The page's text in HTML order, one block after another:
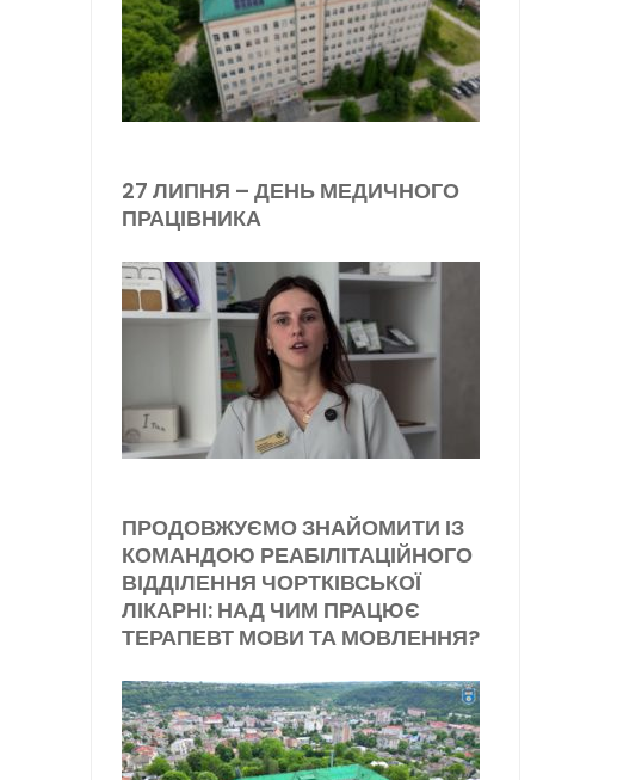
27 ЛИПНЯ – ДЕНЬ МЕДИЧНОГО
ПРАЦІВНИКА
ПРОДОВЖУЄМО ЗНАЙОМИТИ ІЗ
КОМАНДОЮ РЕАБІЛІТАЦІЙНОГО
ВІДДІЛЕННЯ ЧОРТКІВСЬКОЇ
ЛІКАРНІ: НАД ЧИМ ПРАЦЮЄ
ТЕРАПЕВТ МОВИ ТА МОВЛЕННЯ?